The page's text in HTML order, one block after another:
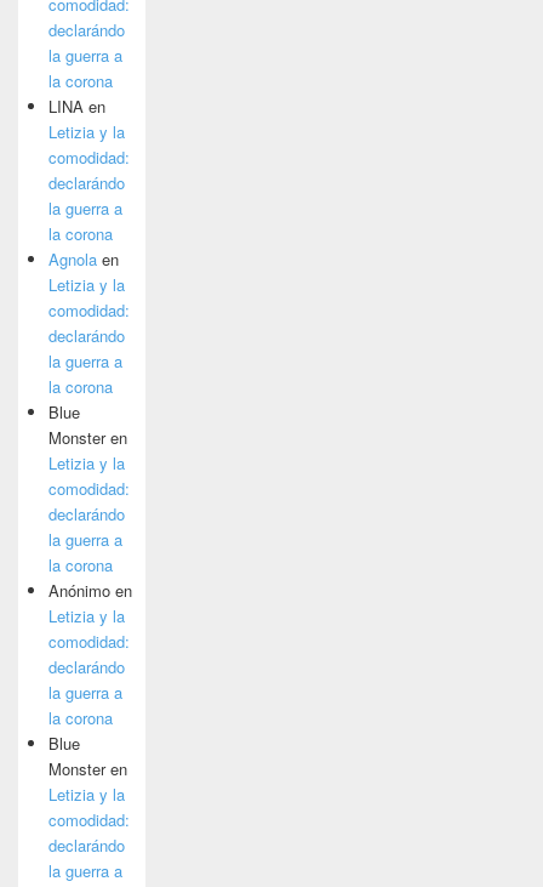
declarándo
la guerra a
la corona
LINA en
Letizia y la
comodidad:
declarándo
la guerra a
la corona
Agnola en
Letizia y la
comodidad:
declarándo
la guerra a
la corona
Blue
Monsteren
Letizia y la
comodidad:
declarándo
la guerra a
la corona
Anónimo en
Letizia y la
comodidad:
declarándo
la guerra a
la corona
Blue
Monsteren
Letizia y la
comodidad:
declarándo
la guerra a